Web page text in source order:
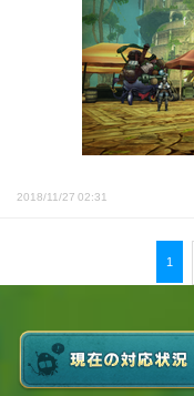
2018/11/27 02:31
1